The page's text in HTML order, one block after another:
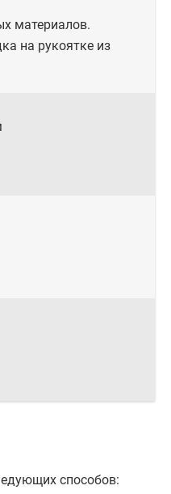
материалов.
на рукоятке из
способов: